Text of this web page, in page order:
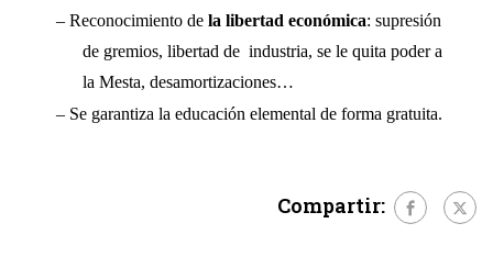
– Reconocimiento de la libertad económica: supresión
de gremios, libertad de  industria, se le quita poder a
la Mesta, desamortizaciones…
– Se garantiza la educación elemental de forma gratuita.
Compartir: